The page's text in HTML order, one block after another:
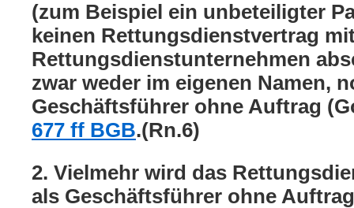
(zum Beispiel ein unbeteiligter
keinen Rettungsdienstvertrag
Rettungsdienstunternehmen
zwar weder im eigenen Namen,
Geschäftsführer ohne Auftrag
677 ff BGB.(Rn.6)
2. Vielmehr wird das
als Geschäftsführer ohne